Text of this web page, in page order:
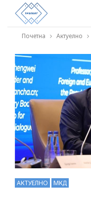
Почетна Актуелно
АКТУЕЛНО МКД